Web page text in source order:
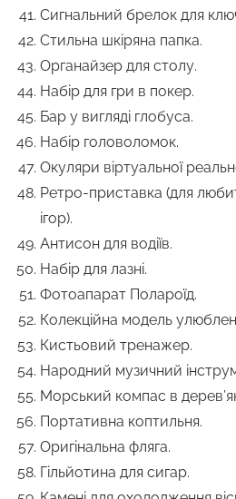
Сигнальний брелок для
Стильна шкіряна папка.
Органайзер для столу.
Набір для гри в покер.
Бар у вигляді глобуса.
Набір головоломок.
Окуляри віртуальної
Ретро-приставка (для
ігор).
Антисон для водіїв.
Набір для лазні.
Фотоапарат Полароїд.
Колекційна модель
Кистьовий тренажер.
Народний музичний
Морський компас в
Портативна коптильня.
Оригінальна фляга.
Гільйотина для сигар.